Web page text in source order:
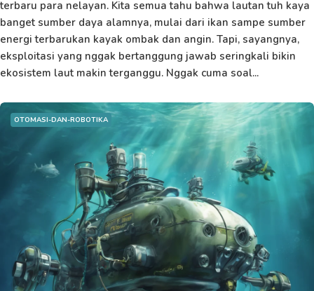
terbaru para nelayan. Kita semua tahu bahwa lautan tuh kaya
banget sumber daya alamnya, mulai dari ikan sampe sumber
energi terbarukan kayak ombak dan angin. Tapi, sayangnya,
eksploitasi yang nggak bertanggung jawab seringkali bikin
ekosistem laut makin terganggu. Nggak cuma soal...
OTOMASI-DAN-ROBOTIKA